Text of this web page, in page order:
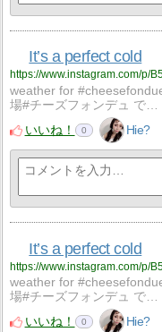
It’s a perfect cold
weather for
場#チーズフォンデュ で…
いいね！
0 Hie?
It’s a perfect cold
https://www.instagram.com/p/
weather for
場#チーズフォンデュ で…
いいね！
0 Hie?